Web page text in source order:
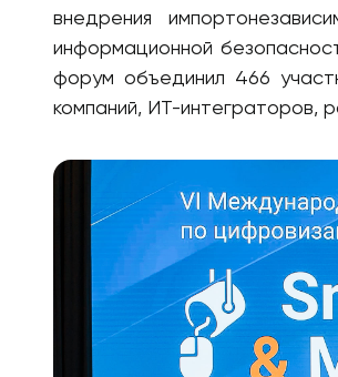
внедрения
информационной
форум объединил 466
компаний, ИТ-интеграторов,